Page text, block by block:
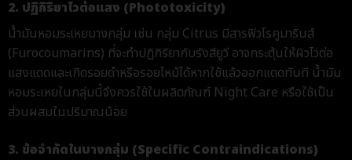
2. ปฏิกิริยาไวต่อแสง (Phototoxicity)
น้ำมันหอมระเหยบางกลุ่ม เช่น กลุ่ม Citrus มีสารฟิวโรคูมารินส์
(Furocoumarins) ที่จะทำปฏิกิริยากับรังสียูวี อาจกระตุ้นให้ผิวไวต่อ
แสงแดดและเกิดรอยดำหรือรอยไหม้ได้หากใช้แล้วออกแดดทันที น้ำมัน
หอมระเหยในกลุ่มนี้จึงควรใช้ในผลิตภัณฑ์ Night Care หรือใช้เป็น
ส่วนผสมในปริมาณน้อย
3. ข้อจำกัดในบางกลุ่ม (Specific Contraindications)